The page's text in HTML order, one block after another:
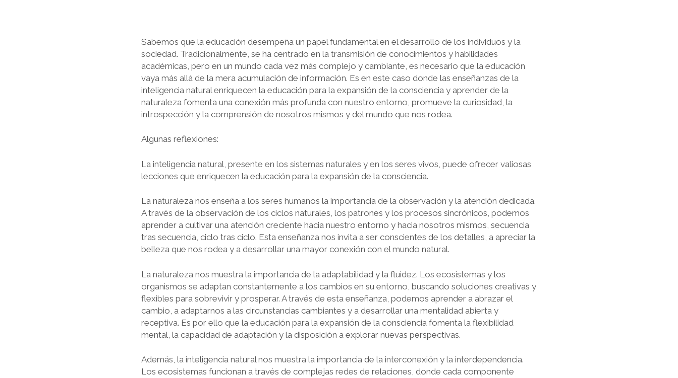
Sabemos que la educación desempeña un papel fundamental en el desarrollo de los individuos y la
sociedad. Tradicionalmente, se ha centrado en la transmisión de conocimientos y habilidades
académicas, pero en un mundo cada vez más complejo y cambiante, es necesario que la educación
vaya más allá de la mera acumulación de información. Es en este caso donde las enseñanzas de la
inteligencia natural enriquecen la educación para la expansión de la consciencia y aprender de la
naturaleza fomenta una conexión más profunda con nuestro entorno, promueve la curiosidad, la
introspección y la comprensión de nosotros mismos y del mundo que nos rodea.
Algunas reflexiones:
La inteligencia natural, presente en los sistemas naturales y en los seres vivos, puede ofrecer valiosas
lecciones que enriquecen la educación para la expansión de la consciencia.
La naturaleza nos enseña a los seres humanos la importancia de la observación y la atención dedicada.
A través de la observación de los ciclos naturales, los patrones y los procesos sincrónicos, podemos
aprender a cultivar una atención creciente hacia nuestro entorno y hacia nosotros mismos, secuencia
tras secuencia, ciclo tras ciclo. Esta enseñanza nos invita a ser conscientes de los detalles, a apreciar la
belleza que nos rodea y a desarrollar una mayor conexión con el mundo natural.
La naturaleza nos muestra la importancia de la adaptabilidad y la fluidez. Los ecosistemas y los
organismos se adaptan constantemente a los cambios en su entorno, buscando soluciones creativas y
flexibles para sobrevivir y prosperar. A través de esta enseñanza, podemos aprender a abrazar el
cambio, a adaptarnos a las circunstancias cambiantes y a desarrollar una mentalidad abierta y
receptiva. Es por ello que la educación para la expansión de la consciencia fomenta la flexibilidad
mental, la capacidad de adaptación y la disposición a explorar nuevas perspectivas.
Además, la inteligencia natural nos muestra la importancia de la interconexión y la interdependencia.
Los ecosistemas funcionan a través de complejas redes de relaciones, donde cada componente